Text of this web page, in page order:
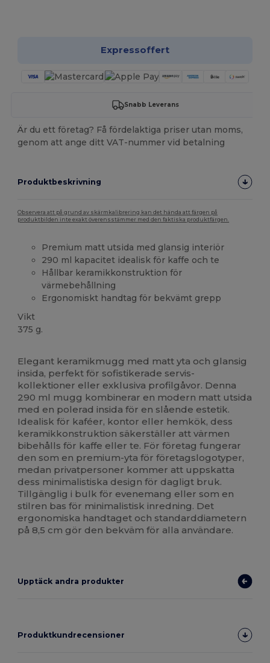
Expressoffert
Snabb Leverans
Är du ett företag? Få fördelaktiga priser utan moms,
genom att ange ditt VAT-nummer vid betalning
Produktbeskrivning
Observera att på grund av skärmkalibrering kan det hända att färgen på
produktbilden inte exakt överensstämmer med den faktiska produktfärgen.
Premium matt utsida med glansig interiör
290 ml kapacitet idealisk för kaffe och te
Hållbar keramikkonstruktion för
värmebehållning
Ergonomiskt handtag för bekvämt grepp
Vikt
375 g.
Elegant keramikmugg med matt yta och glansig
insida, perfekt för sofistikerade servis-
kollektioner eller exklusiva profilgåvor. Denna
290 ml mugg kombinerar en modern matt utsida
med en polerad insida för en slående estetik.
Idealisk för kaféer, kontor eller hemkök, dess
keramikkonstruktion säkerställer att värmen
bibehålls för kaffe eller te. För företag fungerar
den som en premium-yta för företagslogotyper,
medan privatpersoner kommer att uppskatta
dess minimalistiska design för dagligt bruk.
Tillgänglig i bulk för evenemang eller som en
stilren bas för minimalistisk inredning. Det
ergonomiska handtaget och standarddiametern
på 8,5 cm gör den bekväm för alla användare.
Upptäck andra produkter
Produktkundrecensioner